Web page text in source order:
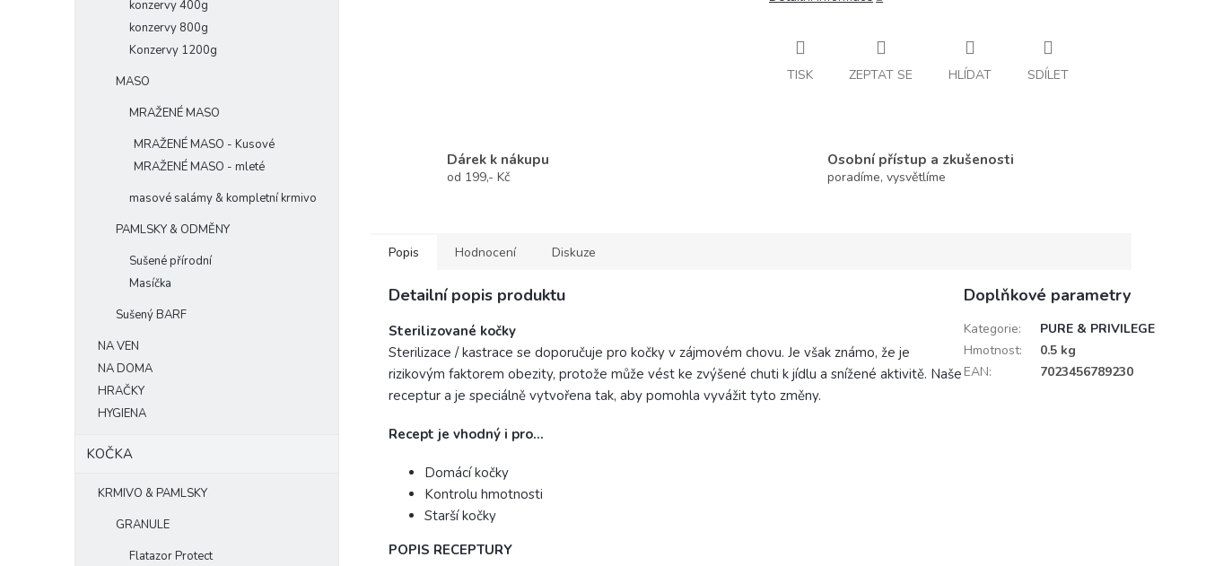
konzervy 400g
konzervy 800g
Konzervy 1200g
MASO
MRAŽENÉ MASO
MRAŽENÉ MASO - Kusové
MRAŽENÉ MASO - mleté
masové salámy & kompletní krmivo
PAMLSKY & ODMĚNY
Sušené přírodní
Masíčka
Sušený BARF
NA VEN
NA DOMA
HRAČKY
HYGIENA
KOČKA
KRMIVO & PAMLSKY
GRANULE
Flatazor Protect
TISK ZEPTAT SE HLÍDAT SDÍLET
Dárek k nákupu
od 199,- Kč
Osobní přístup a zkušenosti
poradíme, vysvětlíme
Popis Hodnocení Diskuze
Detailní popis produktu
Sterilizované kočky
Sterilizace / kastrace se doporučuje pro kočky v zájmovém chovu. Je však známo, že je
rizikovým faktorem obezity, protože může vést ke zvýšené chuti k jídlu a snížené aktivitě. Naše
receptur a je speciálně vytvořena tak, aby pomohla vyvážit tyto změny.
Recept je vhodný i pro…
Domácí kočky
Kontrolu hmotnosti
Starší kočky
POPIS RECEPTURY
Doplňkové parametry
Kategorie:
PURE & PRIVILEGE
Hmotnost:
0.5 kg
EAN: 7023456789230